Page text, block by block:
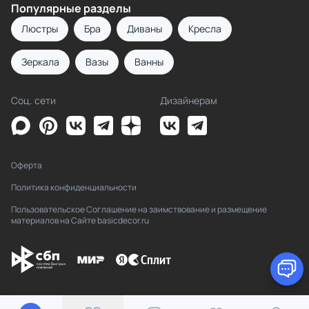
Популярные разделы
Люстры Бра Диваны Кресла
Зеркала Вазы Ванны
Соц. сети Дизайнерам
Оферта
Политика конфиденциальности
Пользовательское Соглашение на заимствование и размещение
материалов на Сайте basicdecor.ru